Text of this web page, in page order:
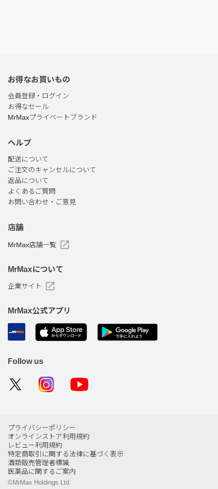
お得なお買いもの
会員登録・ログイン
お得なセール
MrMaxプライベートブランド
ヘルプ
配送について
ご注文のキャンセルについて
返品について
よくあるご質問
お問い合わせ・ご意見
店舗
MrMax店舗一覧
MrMaxについて
企業サイト
MrMax公式アプリ
Follow us
プライバシーポリシー
オンラインストア利用規約
レビュー利用規約
特定商取引に関する法律に基づく表示
酒類販売管理者標識
医薬品に関するご案内
©MrMax Holdings Ltd.